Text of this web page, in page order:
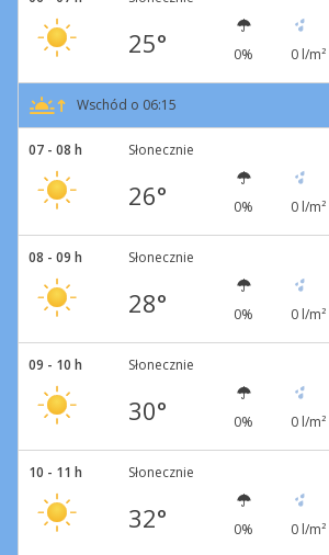
25° 0% 0 l/m²
Wschód o 06:15
07 - 08 h Słonecznie
26° 0% 0 l/m²
08 - 09 h Słonecznie
28° 0% 0 l/m²
09 - 10 h Słonecznie
30° 0% 0 l/m²
10 - 11 h Słonecznie
32° 0% 0 l/m²